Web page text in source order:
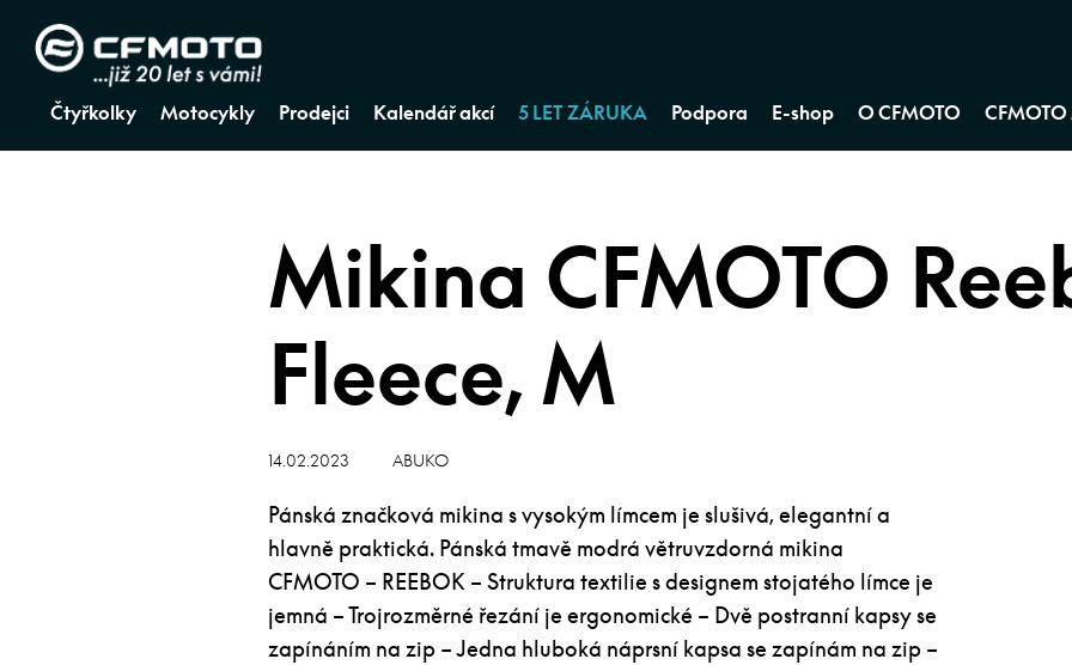
Čtyřkolky Motocykly Prodejci Kalendář akcí 5 LET ZÁRUKA Podpora E-shop O CFMOTO
Mikina CFMOTO
Fleece, M
14.02.2023 ABUKO
Pánská značková mikina s vysokým límcem je slušivá, elegantní a
hlavně praktická. Pánská tmavě modrá větruvzdorná mikina
CFMOTO – REEBOK – Struktura textilie s designem stojatého límce je
jemná – Trojrozměrné řezání je ergonomické – Dvě postranní kapsy se
zapínáním na zip – Jedna hluboká náprsní kapsa se zapínám na zip –